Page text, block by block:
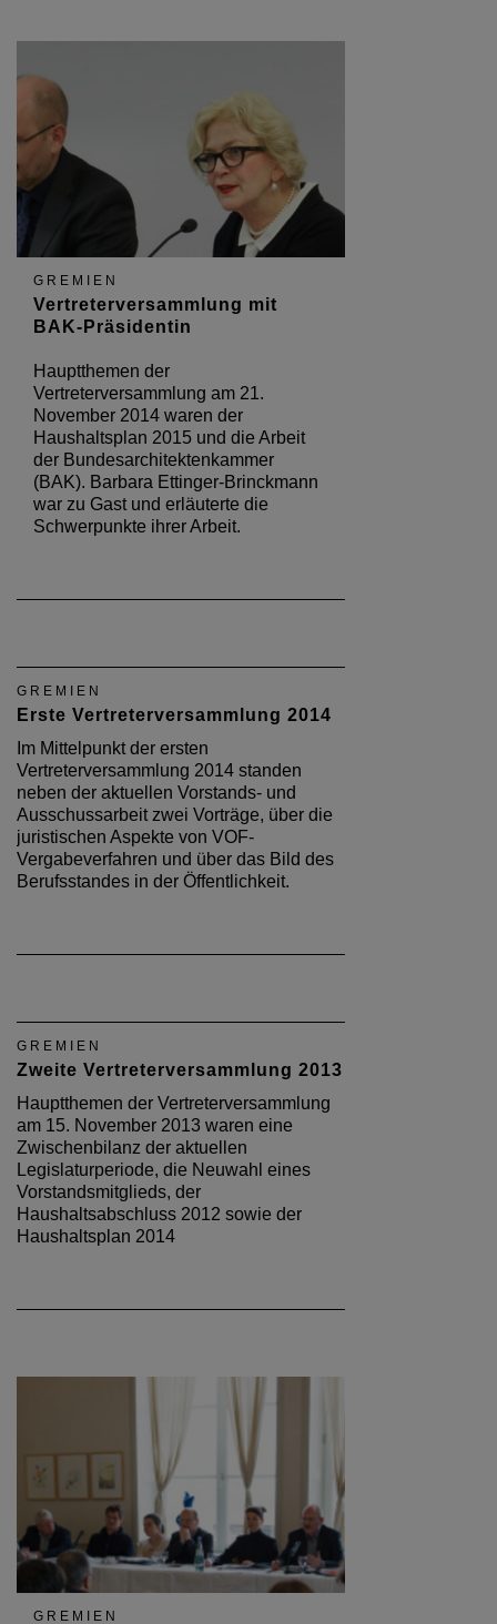
GREMIEN
Vertreterversammlung mit
BAK-Präsidentin
Hauptthemen der
Vertreterversammlung am 21.
November 2014 waren der
Haushaltsplan 2015 und die Arbeit
der Bundesarchitektenkammer
(BAK). Barbara Ettinger-Brinckmann
war zu Gast und erläuterte die
Schwerpunkte ihrer Arbeit.
GREMIEN
Erste Vertreterversammlung 2014
Im Mittelpunkt der ersten
Vertreterversammlung 2014 standen
neben der aktuellen Vorstands- und
Ausschussarbeit zwei Vorträge, über die
juristischen Aspekte von VOF-
Vergabeverfahren und über das Bild des
Berufsstandes in der Öffentlichkeit.
GREMIEN
Zweite Vertreterversammlung 2013
Hauptthemen der Vertreterversammlung
am 15. November 2013 waren eine
Zwischenbilanz der aktuellen
Legislaturperiode, die Neuwahl eines
Vorstandsmitglieds, der
Haushaltsabschluss 2012 sowie der
Haushaltsplan 2014
GREMIEN